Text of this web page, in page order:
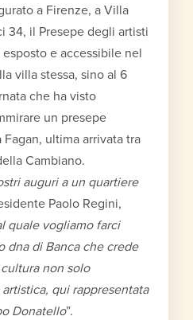
a Firenze, a Villa
34, il Presepe degli artisti
e accessibile nel
villa stessa, sino al 6
che ha visto
un presepe
ultima arrivata tra
Cambiano.
auguri a un quartiere
Paolo Regini,
quale vogliamo farci
dna di Banca che crede
non solo
qui rappresentata
Donatello”.